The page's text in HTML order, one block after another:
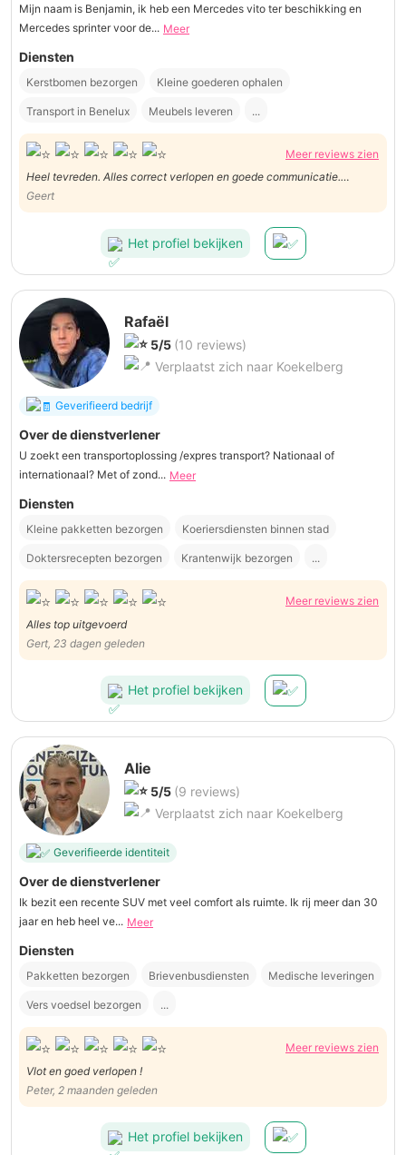
Mijn naam is Benjamin, ik heb een Mercedes vito ter beschikking en
Mercedes sprinter voor de... Meer
Diensten
Kerstbomen bezorgen Kleine goederen ophalen
Transport in Benelux Meubels leveren ...
Meer reviews zien
Heel tevreden. Alles correct verlopen en goede communicatie.
Aanrader.
Geert
Het profiel bekijken
Rafaël
5/5 (10 reviews)
Verplaatst zich naar Koekelberg
Geverifieerd bedrijf
Over de dienstverlener
U zoekt een transportoplossing /expres transport? Nationaal of
internationaal? Met of zond... Meer
Diensten
Kleine pakketten bezorgen Koeriersdiensten binnen stad
Doktersrecepten bezorgen Krantenwijk bezorgen ...
Meer reviews zien
Alles top uitgevoerd
Gert, 23 dagen geleden
Het profiel bekijken
Alie
5/5 (9 reviews)
Verplaatst zich naar Koekelberg
Geverifieerde identiteit
Over de dienstverlener
Ik bezit een recente SUV met veel comfort als ruimte. Ik rij meer dan 30
jaar en heb heel ve... Meer
Diensten
Pakketten bezorgen Brievenbusdiensten Medische leveringen
Vers voedsel bezorgen ...
Meer reviews zien
Vlot en goed verlopen !
Peter, 2 maanden geleden
Het profiel bekijken